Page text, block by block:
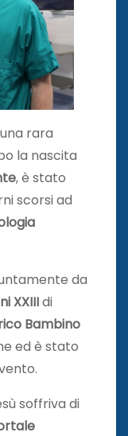
rara
la nascita
, è stato
scorsi ad
da
XXIIIdi
Bambino
ed è stato
soffriva di